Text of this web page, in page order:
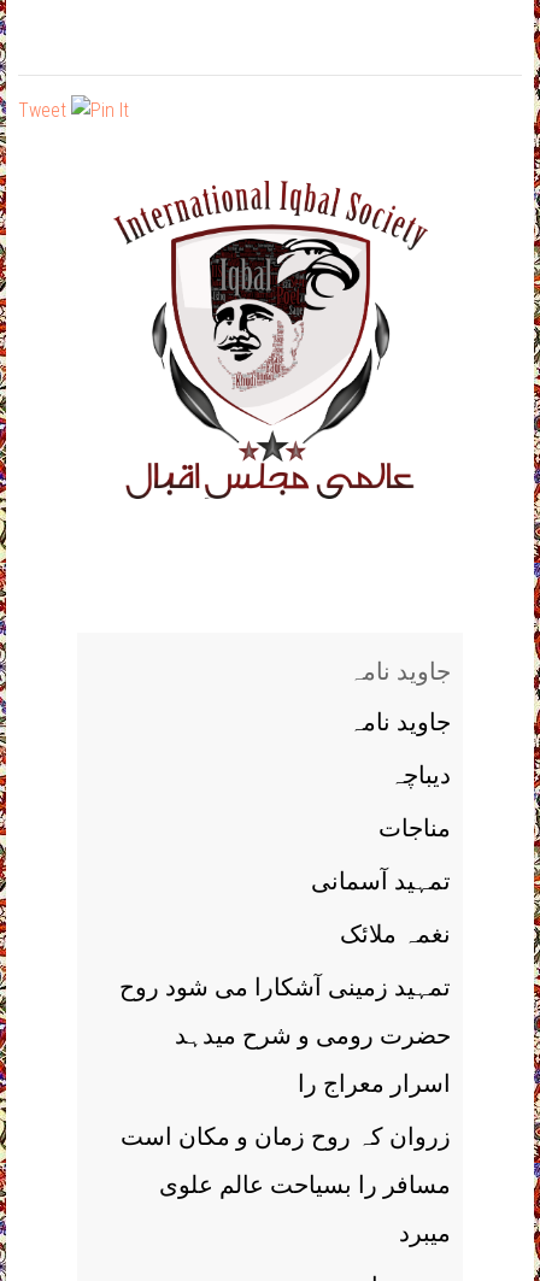
Tweet
جاوید نامہ
جاوید نامہ
دیباچہ
مناجات
تمہید آسمانی
نغمہ ملائک
تمہید زمینی آشکارا می شود روح
حضرت رومی و شرح میدہد
اسرار معراج را
زروان کہ روح زمان و مکان است
مسافر را بسیاحت عالم علوی
میبرد